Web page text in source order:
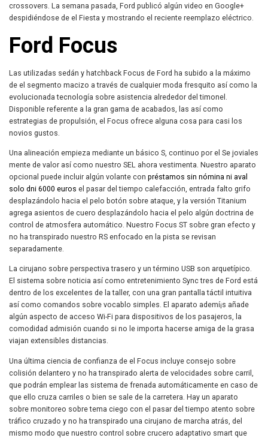
crossovers. La semana pasada, Ford publicó algún video en Google+
despidiéndose de el Fiesta y mostrando el reciente reemplazo eléctrico.
Ford Focus
Las utilizadas sedán y hatchback Focus de Ford ha subido a la máximo
de el segmento macizo a través de cualquier moda fresquito así­ como la
evolucionada tecnología sobre asistencia alrededor del timonel.
Disponible referente a la gran gama de acabados, las así­ como
estrategias de propulsión, el Focus ofrece alguna cosa para casi los
novios gustos.
Una alineación empieza mediante un básico S, continuo por el Se joviales
mente de valor así­ como nuestro SEL ahora vestimenta. Nuestro aparato
opcional puede incluir algún volante con préstamos sin nómina ni aval
solo dni 6000 euros el pasar del tiempo calefacción, entrada falto grifo
desplazándolo hacia el pelo botón sobre ataque, y la versión Titanium
agrega asientos de cuero desplazándolo hacia el pelo algún doctrina de
control de atmosfera automático. Nuestro Focus ST sobre gran efecto y
no ha transpirado nuestro RS enfocado en la pista se revisan
separadamente.
La cirujano sobre perspectiva trasero y un término USB son arquetípico.
El sistema sobre noticia así­ como entretenimiento Sync tres de Ford está
dentro de los excelentes de la taller, con una gran pantalla táctil intuitiva
así­ como comandos sobre vocablo simples. El aparato ademí¡s añade
algún aspecto de acceso Wi-Fi para dispositivos de los pasajeros, la
comodidad admisión cuando si no le importa hacerse amiga de la grasa
viajan extensibles distancias.
Una última ciencia de confianza de el Focus incluye consejo sobre
colisión delantero y no ha transpirado alerta de velocidades sobre carril,
que podrán emplear las sistema de frenada automáticamente en caso de
que ello cruza carriles o bien se sale de la carretera. Hay un aparato
sobre monitoreo sobre tema ciego con el pasar del tiempo atento sobre
tráfico cruzado y no ha transpirado una cirujano de marcha atrás, del
mismo modo que nuestro control sobre crucero adaptativo smart que